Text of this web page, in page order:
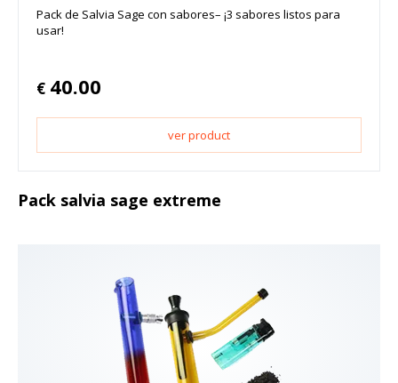
Pack de Salvia Sage con sabores– ¡3 sabores listos para
usar!
€ 40.00
ver product
Pack salvia sage extreme